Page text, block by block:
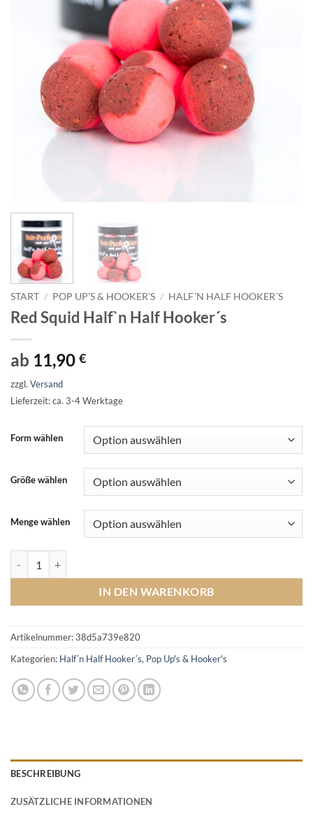
START / POP UP'S & HOOKER'S / HALF´N HALF HOOKER´S
Red Squid Half`n Half Hooker´s
ab 11,90 €
zzgl. Versand
Lieferzeit: ca. 3-4 Werktage
Form wählen
Größe wählen
Menge wählen
IN DEN WARENKORB
Artikelnummer:38d5a739e820
Kategorien: Half´n Half Hooker´s, Pop Up's & Hooker's
BESCHREIBUNG
ZUSÄTZLICHE INFORMATIONEN